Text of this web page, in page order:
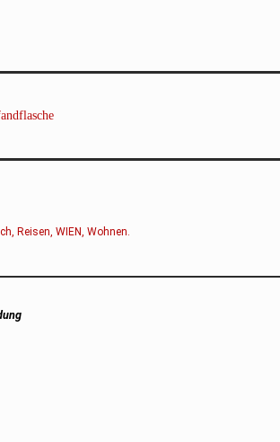
,Reisen ,WIEN ,Wohnen